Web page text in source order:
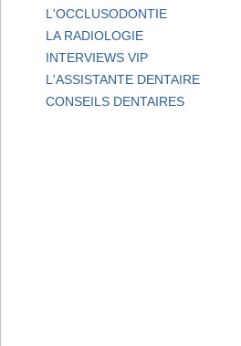
L'OCCLUSODONTIE
LA RADIOLOGIE
INTERVIEWS VIP
L'ASSISTANTE DENTAIRE
CONSEILS DENTAIRES